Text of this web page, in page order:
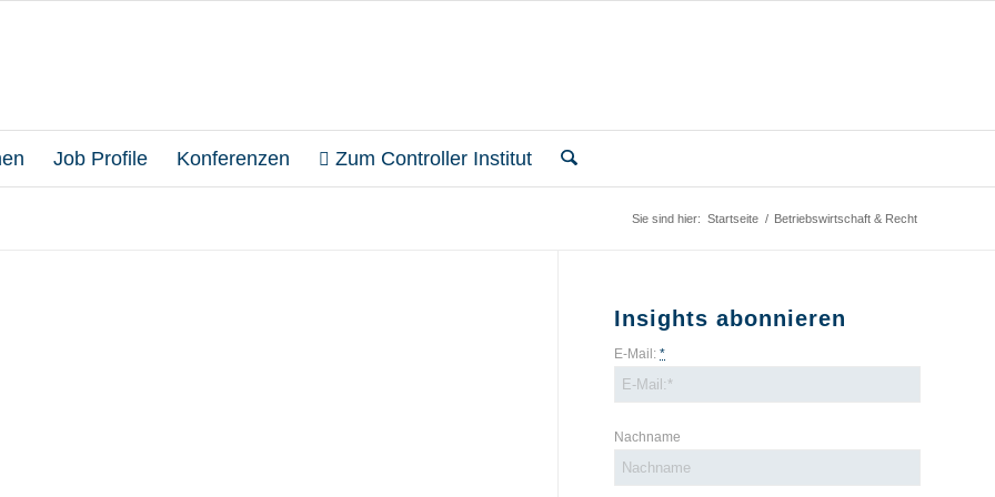
Job Profile Konferenzen Zum Controller Institut
Sie sind hier: Startseite / Betriebswirtschaft & Recht
Insights abonnieren
E-Mail:*
Nachname